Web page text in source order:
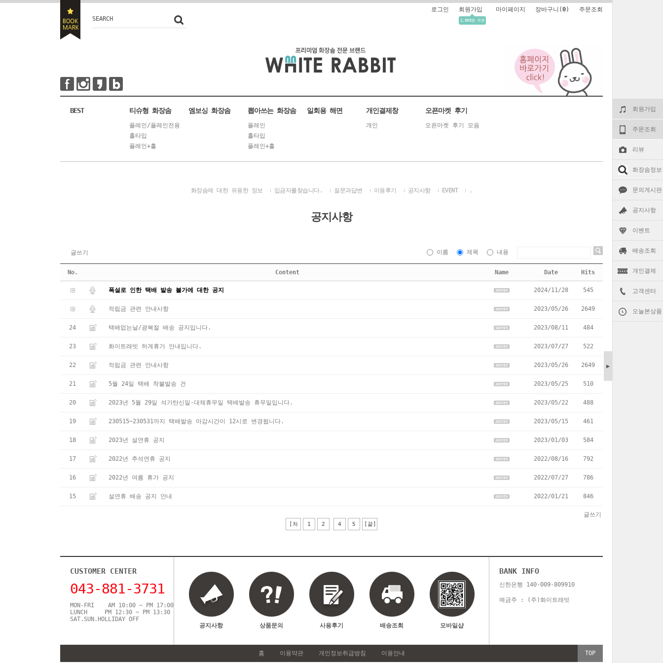
▶
회원가입
주문조회
리뷰
화장솜정보
문의게시판
공지사항
이벤트
배송조회
개인결제
고객센터
오늘본상품
SEARCH
로그인 회원가입
2,000원 쿠폰
마이페이지 장바구니(0) 주문조회
BEST 티슈형 화장솜
플레인/플레인전용
홀타입
플레인+홀
엠보싱 화장솜 뽑아쓰는 화장솜
플레인
홀타입
플레인+홀
일회용 해면 개인결제창
개인
오픈마켓 후기
오픈마켓 후기 모음
화장솜에 대한 유용한 정보 입금자를찾습니다. 질문과답변 이용후기 공지사항 EVENT .
공지사항
글쓰기 이름 제목 내용
No. Content Name Date Hits
폭설로 인한 택배 발송 불가에 대한 공지 2024/11/28 545
적립금 관련 안내사항 2023/05/26 2649
24 택배없는날/광복절 배송 공지입니다. 2023/08/11 484
23 화이트래빗 하계휴가 안내입니다. 2023/07/27 522
22 적립금 관련 안내사항 2023/05/26 2649
21 5월 24일 택배 착불발송 건 2023/05/25 510
20 2023년 5월 29일 석가탄신일-대체휴무일 택배발송 휴무일입니다. 2023/05/22 488
19 230515~230531까지 택배발송 마감시간이 12시로 변경됩니다. 2023/05/15 461
18 2023년 설연휴 공지 2023/01/03 584
17 2022년 추석연휴 공지 2022/08/16 792
16 2022년 여름 휴가 공지 2022/07/27 786
15 설연휴 배송 공지 안내 2022/01/21 846
글쓰기
[처
1 2 4 5 [끝]
CUSTOMER CENTER
043-881-3731
MON-FRI AM 10:00 ~ PM 17:00
LUNCH PM 12:30 ~ PM 13:30
SAT.SUN.HOLLIDAY OFF
공지사항
상품문의 사용후기 배송조회 모바일샵
BANK INFO
신한은행 140-009-809910
예금주 : (주)화이트래빗
홈 이용약관 개인정보취급방침 이용안내 TOP